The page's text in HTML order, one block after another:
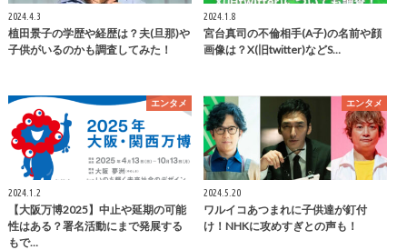
2024.4.3
植田景子の学歴や経歴は？夫(旦那)や
子供がいるのかも調査してみた！
2024.1.8
宮台真司の不倫相手(A子)の名前や顔
画像は？X(旧twitter)などS…
エンタメ
2024.1.2
【大阪万博2025】中止や延期の可能
性はある？署名活動にまで発展する
もで…
エンタメ
2024.5.20
ワルイコあつまれに子供達が釘付
け！NHKに攻めすぎとの声も！